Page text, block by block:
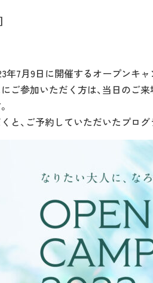
年7月9日に開催するオープンキ
ご参加いただく方は、当日のご
と、ご予約していただいたプロ